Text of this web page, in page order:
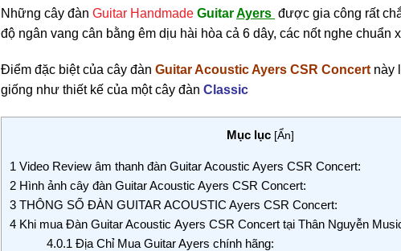
Những cây đàn Guitar Handmade GuitarAyers được gia công rất
độ ngân vang cân bằng êm dịu hài hòa cả 6 dây, các nốt nghe
Điểm đặc biệt của cây đàn Guitar Acoustic Ayers CSR Concert này
giống như thiết kế của một cây đàn Classic
Mục lục [Ẩn]
1 Video Review âm thanh đàn Guitar Acoustic Ayers CSR Concert:
2 Hình ảnh cây đàn Guitar Acoustic Ayers CSR Concert:
3 THÔNG SỐ ĐÀN GUITAR ACOUSTIC Ayers CSR Concert:
4 Khi mua Đàn Guitar Acoustic Ayers CSR Concert tại Thân Nguyễn
4.0.1Địa Chỉ Mua Guitar Ayers chính hãng: